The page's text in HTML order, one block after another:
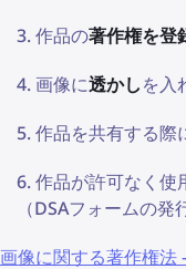
作品の著作権を登
画像に透かしを入
作品を共有する際
作品が許可なく使
（DSAフォームの発
画像に関する著作権法